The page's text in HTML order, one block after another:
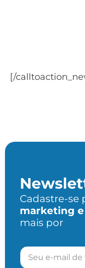
[/
Cadastre-se
marketing e
mais por